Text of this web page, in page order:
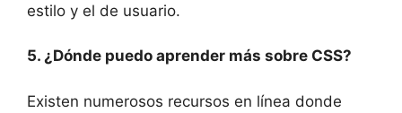
estilo y el de usuario.
5. ¿Dónde puedo aprender más sobre CSS?
Existen numerosos recursos en línea donde